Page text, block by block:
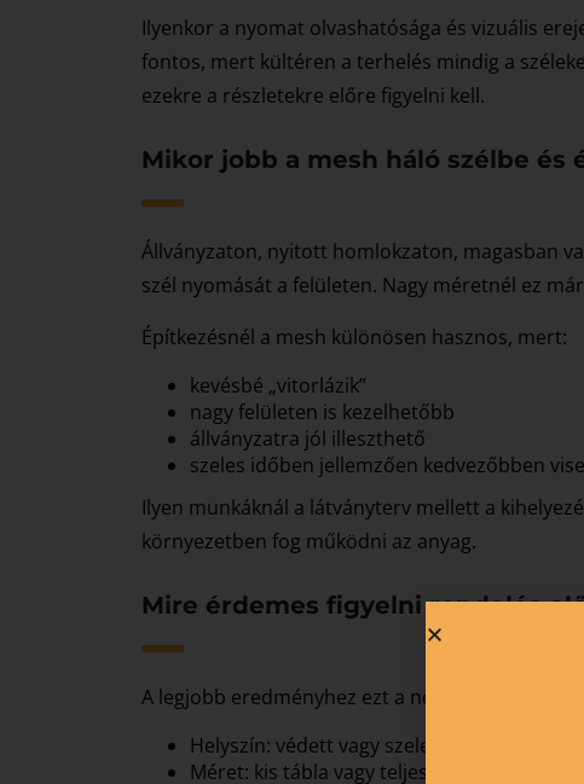
Ilyenkor a nyomat olvashatósága és vizuális
fontos, mert kültéren a terhelés mindig a
ezekre a részletekre előre figyelni kell.
Mikor jobb a mesh háló szélbe és
Állványzaton, nyitott homlokzaton, magasban
szél nyomását a felületen. Nagy méretnél ez
Építkezésnél a mesh különösen hasznos, mert:
kevésbé „vitorlázik”
nagy felületen is kezelhetőbb
állványzatra jól illeszthető
szeles időben jellemzően kedvezőbben
Ilyen munkáknál a látványterv mellett a
környezetben fog működni az anyag.
Mire érdemes figyelni rendelés
A legjobb eredményhez ezt a négy dolgot
Helyszín: védett vagy szeles?
Méret: kis tábla vagy teljes homlokzati